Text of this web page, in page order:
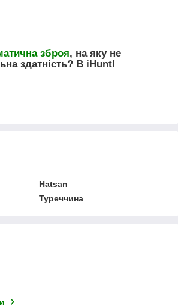
зброя, на яку не
здатність? В iHunt!
Hatsan
Туреччина